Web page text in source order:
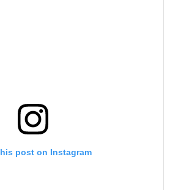
post on Instagram